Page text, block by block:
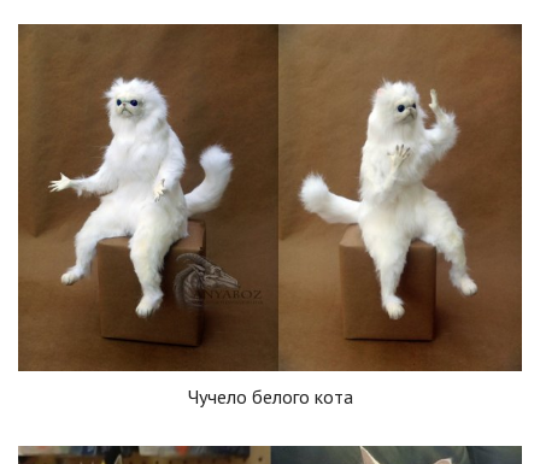
Чучело белого кота